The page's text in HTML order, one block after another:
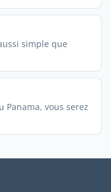
simple que
Panama, vous serez